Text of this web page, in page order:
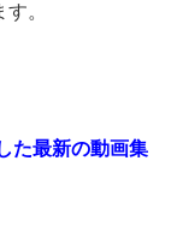
。
た最新の動画集